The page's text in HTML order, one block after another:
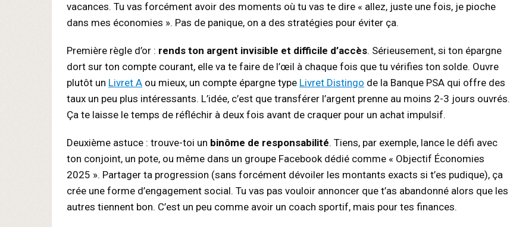
vacances. Tu vas forcément avoir des moments où tu vas te dire « allez, juste une fois, je pioche
dans mes économies ». Pas de panique, on a des stratégies pour éviter ça.
Première règle d’or : rends ton argent invisible et difficile d’accès. Sérieusement, si ton épargne
dort sur ton compte courant, elle va te faire de l’œil à chaque fois que tu vérifies ton solde. Ouvre
plutôt un Livret A ou mieux, un compte épargne type Livret Distingo de la Banque PSA qui offre des
taux un peu plus intéressants. L’idée, c’est que transférer l’argent prenne au moins 2-3 jours ouvrés.
Ça te laisse le temps de réfléchir à deux fois avant de craquer pour un achat impulsif.
Deuxième astuce : trouve-toi un binôme de responsabilité. Tiens, par exemple, lance le défi avec
ton conjoint, un pote, ou même dans un groupe Facebook dédié comme « Objectif Économies
2025 ». Partager ta progression (sans forcément dévoiler les montants exacts si t’es pudique), ça
crée une forme d’engagement social. Tu vas pas vouloir annoncer que t’as abandonné alors que les
autres tiennent bon. C’est un peu comme avoir un coach sportif, mais pour tes finances.